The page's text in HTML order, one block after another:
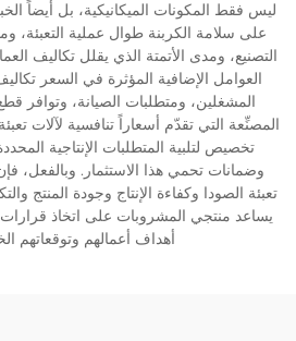
ليس فقط المكونات الميكانيكية، بل أيضاً
على سلامة الكربنة طوال عملية التعبئة،
التصنيع، ومدى الأتمتة الذي يقلل تكاليف
العوامل الإضافية المؤثرة في السعر
المشغلين، ومتطلبات الصيانة، وتوافر
المصنِّعة التي تقدّم أسعاراً تنافسية لآلات
تخصيص لتلبية المتطلبات الإنتاجية
وضمانات تحمي هذا الاستثمار. وبالفعل،
تعبئة الصودا وكفاءة الإنتاج وجودة المنتج
يساعد منتجي المشروبات على اتخاذ
أهداف أعمالهم وتوقعاتهم